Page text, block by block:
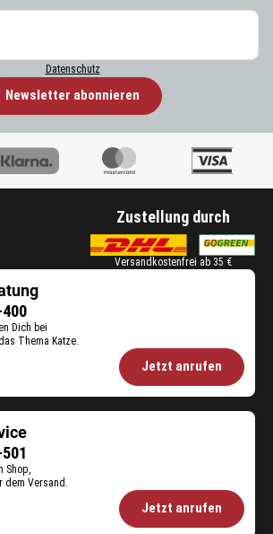
Datenschutz
Newsletter abonnieren
Zustellung durch
Versandkostenfrei ab 35 €
Dich bei
Thema Katze.
Jetzt anrufen
Shop,
dem Versand.
Jetzt anrufen